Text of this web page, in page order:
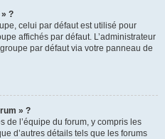
?
celui par défaut est utilisé pour
affichés par défaut. L’administrateur
par défaut via votre panneau de
» ?
de l’équipe du forum, y compris les
d’autres détails tels que les forums